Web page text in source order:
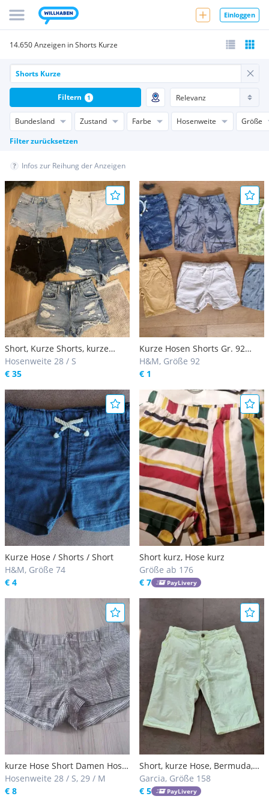
Einloggen
14.650 Anzeigen in Shorts Kurze
Bundesland Zustand Farbe Hosenweite
Größe
Filter zurücksetzen
Filtern 1
Infos zur Reihung der Anzeigen
Short, Kurze Shorts, kurze
Hose
Hosenweite 28 / S
€ 35
Kurze Hosen Shorts Gr. 92
Short Hose kurz
H&M, Größe 92
€ 1
Kurze Hose / Shorts / Short
H&M, Größe 74
€ 4
Short kurz, Hose kurz
Größe ab 176
€ 7
PayLivery
kurze Hose Short Damen Hose
Short Shorts
Hosenweite 28 / S, 29 / M
€ 8
Short, kurze Hose, Bermuda,
Größe 158, Gr. 158, Bermuda
Short, Bermuda-Short,
Garcia, Größe 158
€ 5
PayLivery